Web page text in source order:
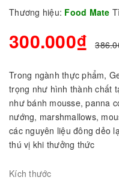
Thương hiệu: Food Mate
300.000₫
Trong ngành thực phẩm,
trọng như hình thành chất
như bánh mousse, panna
nướng, marshmallows,
các nguyên liệu đông dẻo
thú vị khi thưởng thức
Kích thước